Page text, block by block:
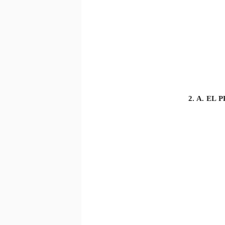
2. A. EL